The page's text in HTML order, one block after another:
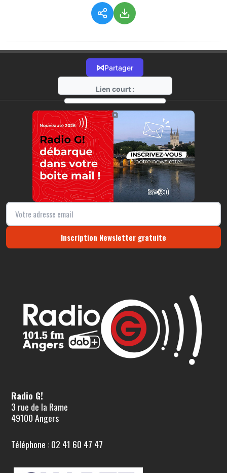
⋈Partager
Lien court :
https://radio-g.fr?21992
⧉
Inscription Newsletter gratuite
Radio G!
3 rue de la Rame
49100 Angers
Téléphone : 02 41 60 47 47